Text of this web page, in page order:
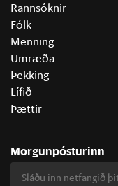
Rannsóknir
Fólk
Menning
Umræða
Þekking
Lífið
Þættir
Morgunpósturinn